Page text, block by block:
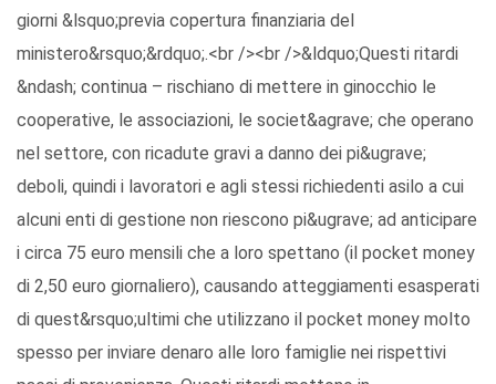
giorni &lsquo;previa copertura finanziaria del
ministero&rsquo;&rdquo;.<br /><br />&ldquo;Questi ritardi
&ndash; continua – rischiano di mettere in ginocchio le
cooperative, le associazioni, le societ&agrave; che operano
nel settore, con ricadute gravi a danno dei pi&ugrave;
deboli, quindi i lavoratori e agli stessi richiedenti asilo a cui
alcuni enti di gestione non riescono pi&ugrave; ad anticipare
i circa 75 euro mensili che a loro spettano (il pocket money
di 2,50 euro giornaliero), causando atteggiamenti esasperati
di quest&rsquo;ultimi che utilizzano il pocket money molto
spesso per inviare denaro alle loro famiglie nei rispettivi